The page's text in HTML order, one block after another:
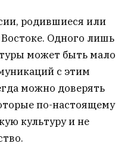
родившиеся или
Одного лишь
может быть мало
с этим
можно доверять
по-настоящему
культуру и не